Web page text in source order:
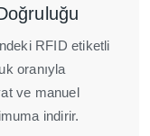
RFID etiketli
oranıyla
ve manuel
indirir.